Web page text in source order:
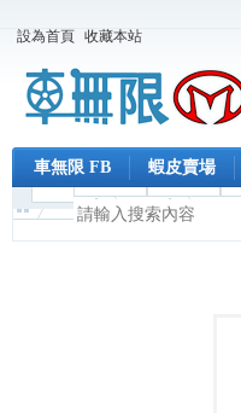
設為首頁 收藏本站
車無限 FB 蝦皮賣場